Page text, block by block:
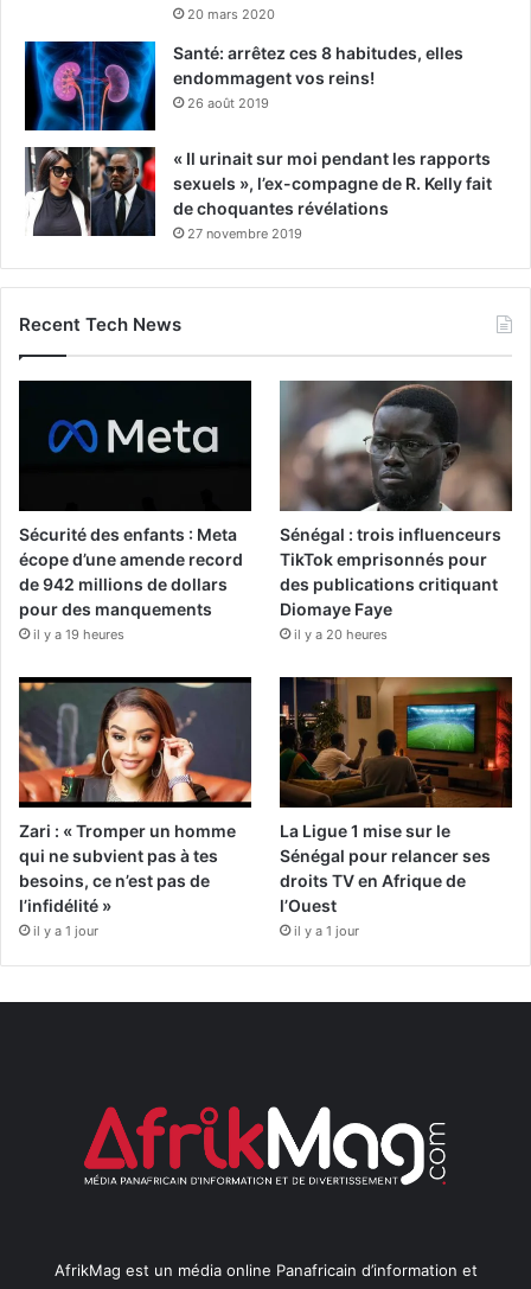
20 mars 2020
Santé: arrêtez ces 8 habitudes, elles
endommagent vos reins!
26 août 2019
« Il urinait sur moi pendant les rapports
sexuels », l’ex-compagne de R. Kelly fait
de choquantes révélations
27 novembre 2019
Recent Tech News
Sécurité des enfants : Meta
écope d’une amende record
de 942 millions de dollars
pour des manquements
il y a 19 heures
Sénégal : trois influenceurs
TikTok emprisonnés pour
des publications critiquant
Diomaye Faye
il y a 20 heures
Zari : « Tromper un homme
qui ne subvient pas à tes
besoins, ce n’est pas de
l’infidélité »
il y a 1 jour
La Ligue 1 mise sur le
Sénégal pour relancer ses
droits TV en Afrique de
l’Ouest
il y a 1 jour
AfrikMag est un média online Panafricain d’information et